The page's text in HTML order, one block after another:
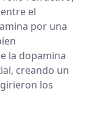
el
por una
la dopamina
creando un
los